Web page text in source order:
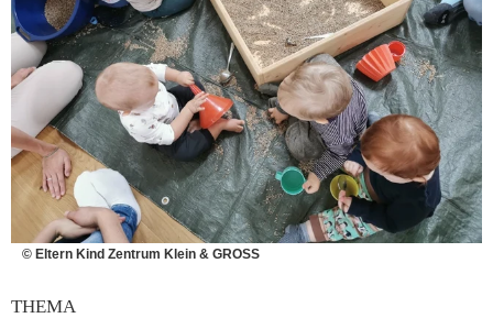
© Eltern Kind Zentrum Klein & GROSS
THEMA